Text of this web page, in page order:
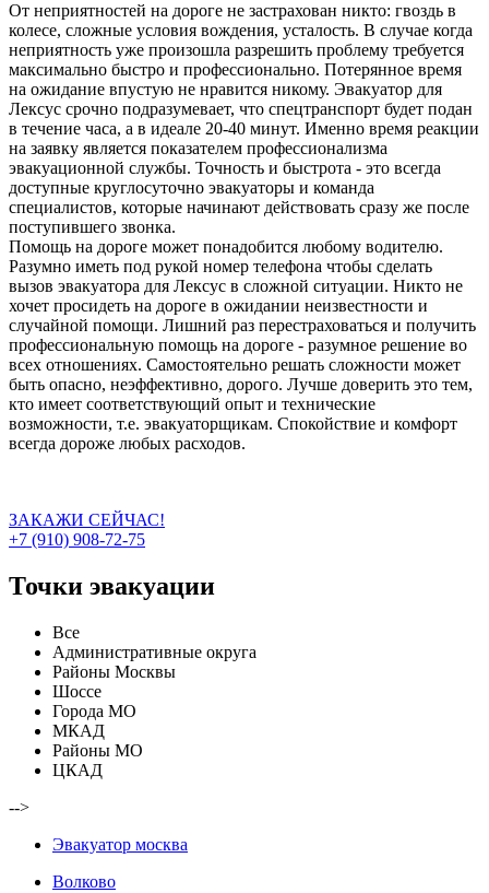
От неприятностей на дороге не застрахован никто: гвоздь в
колесе, сложные условия вождения, усталость. В случае когда
неприятность уже произошла разрешить проблему требуется
максимально быстро и профессионально. Потерянное время
на ожидание впустую не нравится никому. Эвакуатор для
Лексус срочно подразумевает, что спецтранспорт будет подан
в течение часа, а в идеале 20-40 минут. Именно время реакции
на заявку является показателем профессионализма
эвакуационной службы. Точность и быстрота - это всегда
доступные круглосуточно эвакуаторы и команда
специалистов, которые начинают действовать сразу же после
поступившего звонка.
Помощь на дороге может понадобится любому водителю.
Разумно иметь под рукой номер телефона чтобы сделать
вызов эвакуатора для Лексус в сложной ситуации. Никто не
хочет просидеть на дороге в ожидании неизвестности и
случайной помощи. Лишний раз перестраховаться и получить
профессиональную помощь на дороге - разумное решение во
всех отношениях. Самостоятельно решать сложности может
быть опасно, неэффективно, дорого. Лучше доверить это тем,
кто имеет соответствующий опыт и технические
возможности, т.е. эвакуаторщикам. Спокойствие и комфорт
всегда дороже любых расходов.
ЗАКАЖИ СЕЙЧАС!
+7 (910) 908-72-75
Точки эвакуации
Все
Административные округа
Районы Москвы
Шоссе
Города МО
МКАД
Районы МО
ЦКАД
-->
Эвакуатор москва
Волково